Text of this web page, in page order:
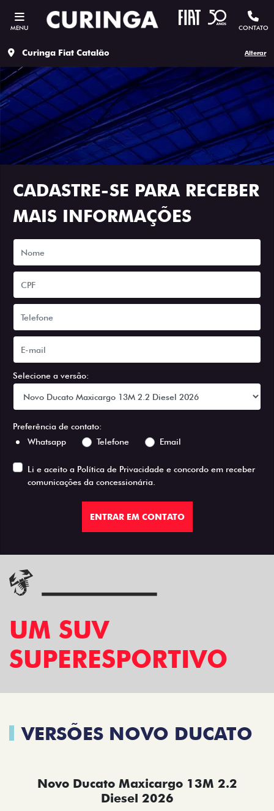
MENU CONTATO
Curinga Fiat Catalão Alterar
CADASTRE-SE PARA RECEBER
MAIS INFORMAÇÕES
Selecione a versão:
Preferência de contato:
Whatsapp
Telefone Email
Li e aceito a Política de Privacidade e concordo em receber
comunicações da concessionária.
ENTRAR EM CONTATO
UM SUV
SUPERESPORTIVO
VERSÕES NOVO DUCATO
Novo Ducato Maxicargo 13M 2.2
Diesel 2026